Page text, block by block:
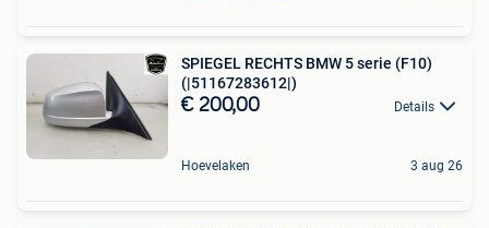
SPIEGEL RECHTS BMW 5 serie (F10)
(|51167283612|)
€ 200,00 Details
Hoevelaken 3 aug 26